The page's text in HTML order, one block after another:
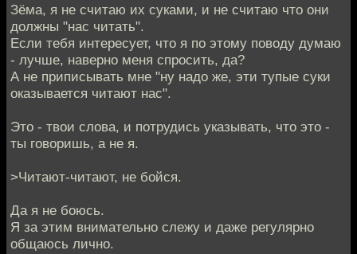
Зёма, я не считаю их суками, и не считаю что они
должны "нас читать".
Если тебя интересует, что я по этому поводу думаю
- лучше, наверно меня спросить, да?
А не приписывать мне "ну надо же, эти тупые суки
оказывается читают нас".
Это - твои слова, и потрудись указывать, что это -
ты говоришь, а не я.
>Читают-читают, не бойся.
Да я не боюсь.
Я за этим внимательно слежу и даже регулярно
общаюсь лично.